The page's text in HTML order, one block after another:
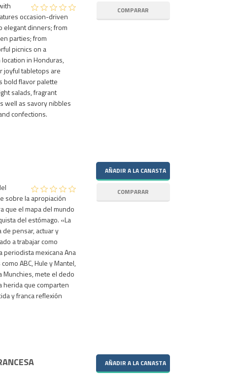
occasion-driven
elegant dinners; from
parties; from
picnics on a
in Honduras,
joyful tabletops are
bold flavor palette
salads, fragrant
well as savory nibbles
confections.
sobre la apropiación
que el mapa del mundo
del estómago. «La
pensar, actuar y
a trabajar como
periodista mexicana Ana
ABC, Hule y Mantel,
Munchies, mete el dedo
que comparten
y franca reflexión